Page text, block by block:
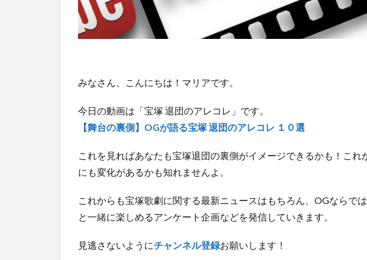
みなさん、こんにちは！マリアです。
今日の動画は「宝塚 退団のアレコレ」です。
【舞台の裏側】OGが語る宝塚 退団のアレコレ １０選
これを見ればあなたも宝塚退団の裏側がイメージできるかも！これ
にも変化があるかも知れませんよ。
これからも宝塚歌劇に関する最新ニュースはもちろん、OGならで
と一緒に楽しめるアンケート企画などを発信していきます。
見逃さないようにチャンネル登録お願いします！